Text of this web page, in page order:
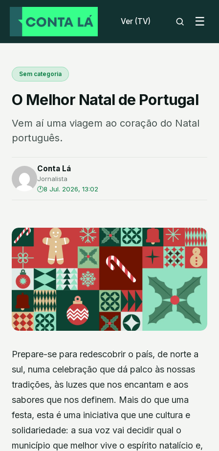
Ver (TV) ☰
Sem categoria
O Melhor Natal de Portugal
Vem aí uma viagem ao coração do Natal
português.
Conta Lá
Jornalista
8 Jul. 2026, 13:02
Prepare-se para redescobrir o país, de norte a
sul, numa celebração que dá palco às nossas
tradições, às luzes que nos encantam e aos
sabores que nos definem. Mais do que uma
festa, esta é uma iniciativa que une cultura e
solidariedade: a sua voz vai decidir qual o
município que melhor vive o espírito natalício e,